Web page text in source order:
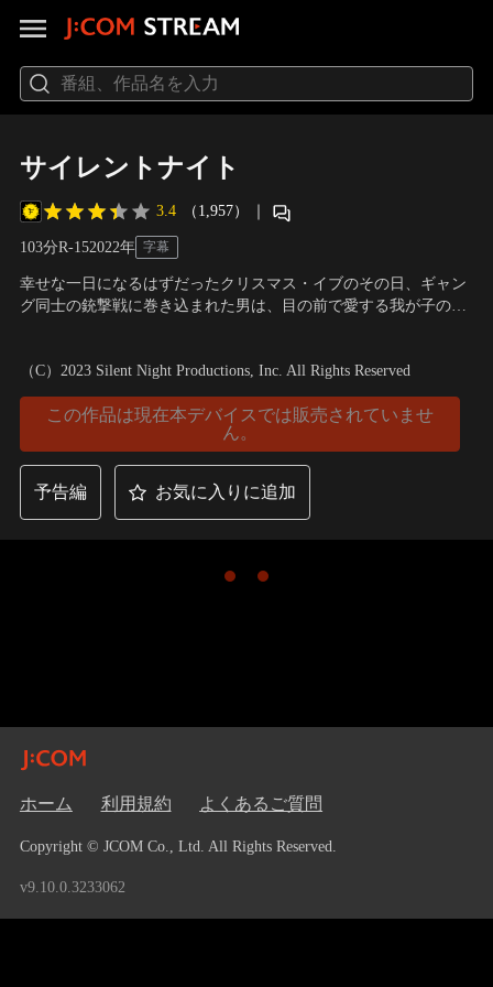
サイレントナイト
3.4 （1,957） ｜
103分R-152022年 字幕
幸せな一日になるはずだったクリスマス・イブのその日、ギャン
グ同士の銃撃戦に巻き込まれた男は、目の前で愛する我が子の命
男の悲しみはやがて憎悪へと変わり、悪党どもへの復讐を決意す
るのであった。ギャング壊滅の日は次の12月24日。
（C）2023 Silent Night Productions, Inc. All Rights Reserved
この作品は現在本デバイスでは販売されていませ
ん。
予告編 お気に入りに追加
ホーム 利用規約 よくあるご質問
Copyright © JCOM Co., Ltd. All Rights Reserved.
v9.10.0.3233062